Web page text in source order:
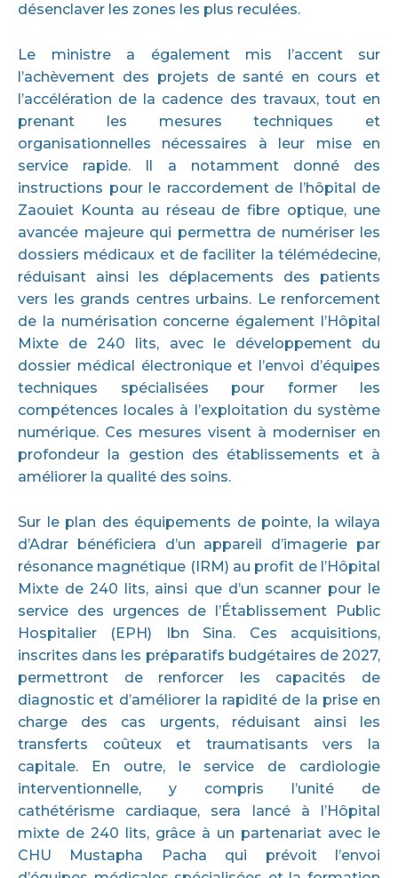
désenclaver les zones les plus reculées.
Le ministre a également mis l’accent sur
l’achèvement des projets de santé en cours et
l’accélération de la cadence des travaux, tout en
prenant les mesures techniques et
organisationnelles nécessaires à leur mise en
service rapide. Il a notamment donné des
instructions pour le raccordement de l’hôpital de
Zaouiet Kounta au réseau de fibre optique, une
avancée majeure qui permettra de numériser les
dossiers médicaux et de faciliter la télémédecine,
réduisant ainsi les déplacements des patients
vers les grands centres urbains. Le renforcement
de la numérisation concerne également l’Hôpital
Mixte de 240 lits, avec le développement du
dossier médical électronique et l’envoi d’équipes
techniques spécialisées pour former les
compétences locales à l’exploitation du système
numérique. Ces mesures visent à moderniser en
profondeur la gestion des établissements et à
améliorer la qualité des soins.
Sur le plan des équipements de pointe, la wilaya
d’Adrar bénéficiera d’un appareil d’imagerie par
résonance magnétique (IRM) au profit de l’Hôpital
Mixte de 240 lits, ainsi que d’un scanner pour le
service des urgences de l’Établissement Public
Hospitalier (EPH) Ibn Sina. Ces acquisitions,
inscrites dans les préparatifs budgétaires de 2027,
permettront de renforcer les capacités de
diagnostic et d’améliorer la rapidité de la prise en
charge des cas urgents, réduisant ainsi les
transferts coûteux et traumatisants vers la
capitale. En outre, le service de cardiologie
interventionnelle, y compris l’unité de
cathétérisme cardiaque, sera lancé à l’Hôpital
mixte de 240 lits, grâce à un partenariat avec le
CHU Mustapha Pacha qui prévoit l’envoi